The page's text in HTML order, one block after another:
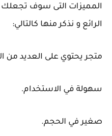
المميزات التى سوف
الرائع و نذكر منها كالتالي:
متجر يحتوي على العديد من
سهولة في الاستخدام.
صغير في الحجم.